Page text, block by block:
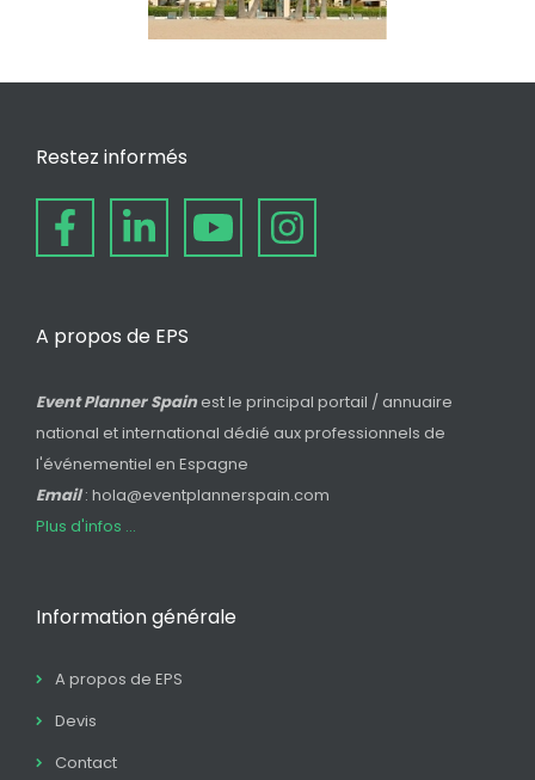
Restez informés
A propos de EPS
Event Planner Spain est le principal portail / annuaire
national et international dédié aux professionnels de
l'événementiel en Espagne
Email: hola@eventplannerspain.com
Plus d'infos ...
Information générale
A propos de EPS
Devis
Contact